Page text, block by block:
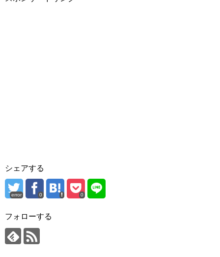
シェアする
error 0 0
フォローする